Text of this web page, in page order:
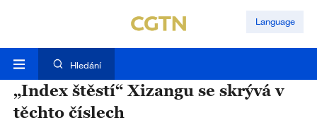
Language
Hledání
„Index štěstí“ Xizangu se skrývá v
těchto číslech